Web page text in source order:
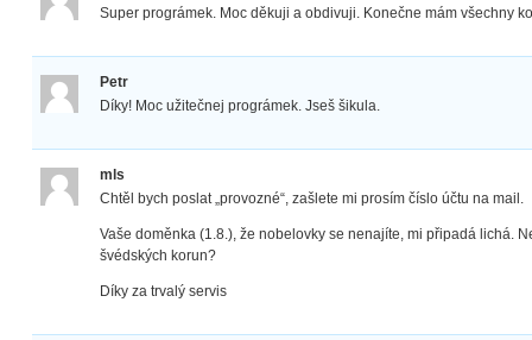
Super prográmek. Moc děkuji a obdivuji. Konečne mám všechny
Petr
Díky! Moc užitečnej prográmek. Jseš šikula.
mls
Chtěl bych poslat „provozné“, zašlete mi prosím číslo účtu na mail.
Vaše doměnka (1.8.), že nobelovky se nenajíte, mi připadá lichá.
švédských korun?
Díky za trvalý servis